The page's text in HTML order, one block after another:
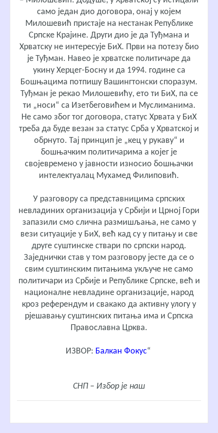
само један дио договора, онај у којем
Милошевић пристаје на нестанак Републике
Српске Крајине. Други дио је да Туђмана и
Хрватску не интересује БиХ. Први на потезу био
је Туђман. Навео је хрватске политичаре да
укину Херцег-Босну и да 1994. године са
Бошњацима потпишу Вашингтонски споразум.
Туђман је рекао Милошевићу, ето ти БиХ, па се
ти „носи“ са Изетбеговићем и Муслиманима.
Не само због тог договора, статус Хрвата у БиХ
треба да буде везан за статус Срба у Хрватској и
обрнуто. Тај принцип је „кец у рукаву“ и
бошњачким политичарима а којег је
својевремено у јавности износио бошњачки
интелектуалац Мухамед Филиповић.
У разговору са представницима српских
невладиних организација у Србији и Црној Гори
запазили смо слична размишљања, не само у
вези ситуације у БиХ, већ кад су у питању и све
друге суштинске ствари по српски народ.
Заједнички став у том разговору јесте да се о
свим суштинским питањима укључе не само
политичари из Србије и Републике Српске, већ и
националне невладине организације, народ
кроз референдум и свакако да активну улогу у
рјешавању суштинских питања има и Српска
Православна Црква.
ИЗВОР: Балкан Фокус“
СНП – Избор је наш